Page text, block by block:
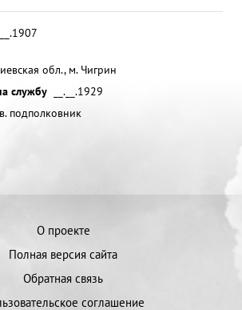
обл., м. Чигрин
службу
__.__.1929
подполковник
О проекте
Полная версия сайта
Обратная связь
соглашение